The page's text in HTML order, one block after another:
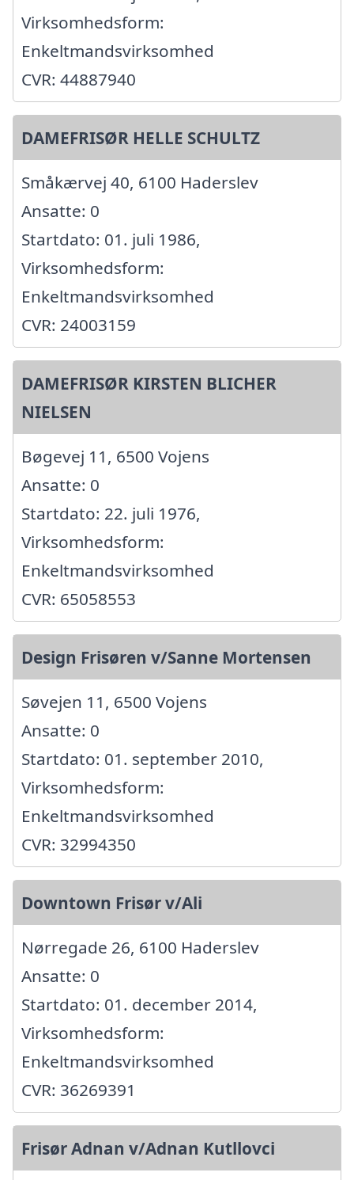
Virksomhedsform:
Enkeltmandsvirksomhed
CVR: 44887940
DAMEFRISØR HELLE SCHULTZ
Småkærvej 40, 6100 Haderslev
Ansatte: 0
Startdato: 01. juli 1986,
Virksomhedsform:
Enkeltmandsvirksomhed
CVR: 24003159
DAMEFRISØR KIRSTEN BLICHER
NIELSEN
Bøgevej 11, 6500 Vojens
Ansatte: 0
Startdato: 22. juli 1976,
Virksomhedsform:
Enkeltmandsvirksomhed
CVR: 65058553
Design Frisøren v/Sanne Mortensen
Søvejen 11, 6500 Vojens
Ansatte: 0
Startdato: 01. september 2010,
Virksomhedsform:
Enkeltmandsvirksomhed
CVR: 32994350
Downtown Frisør v/Ali
Nørregade 26, 6100 Haderslev
Ansatte: 0
Startdato: 01. december 2014,
Virksomhedsform:
Enkeltmandsvirksomhed
CVR: 36269391
Frisør Adnan v/Adnan Kutllovci